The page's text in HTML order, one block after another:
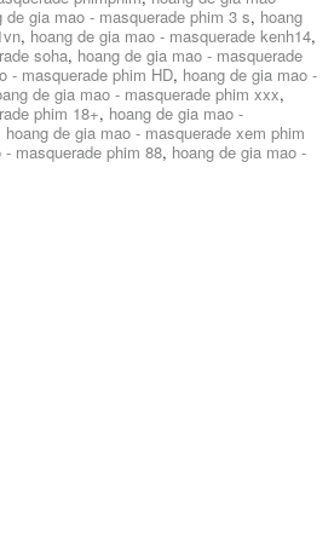
de gia mao - masquerade phim 3 s, hoang
, hoang de gia mao - masquerade kenh14,
soha, hoang de gia mao - masquerade
- masquerade phim HD, hoang de gia mao -
de gia mao - masquerade phim xxx,
phim 18+, hoang de gia mao -
hoang de gia mao - masquerade xem phim
masquerade phim 88, hoang de gia mao -